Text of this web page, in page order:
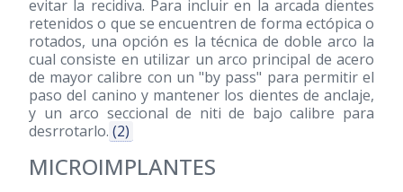
evitar la recidiva. Para incluir en la arcada dientes
retenidos o que se encuentren de forma ectópica o
rotados, una opción es la técnica de doble arco la
cual consiste en utilizar un arco principal de acero
de mayor calibre con un "by pass" para permitir el
paso del canino y mantener los dientes de anclaje,
y un arco seccional de niti de bajo calibre para
desrrotarlo. (2)
MICROIMPLANTES